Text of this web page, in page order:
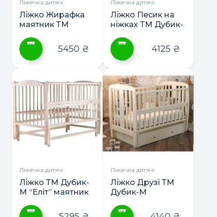
сторінці
товару
сторінці
товару
Ліжечка дитячі
Ліжко Жирафка
маятник ТМ
має
варіантів.
Параметри
можна
вибрати
сторінці
товару
5450 ₴
Ліжечка дитячі
Ліжко Песик на
ніжках ТМ Дубик-
товар
має
кілька
варіантів.
Параметри
можна
вибрати
сторінці
товару
4125 ₴
Ліжечка дитячі
Ліжко ТМ Дубик-
М “Еліт” маятник
Ліжечка дитячі
Ліжко Друзі ТМ
Дубик-М